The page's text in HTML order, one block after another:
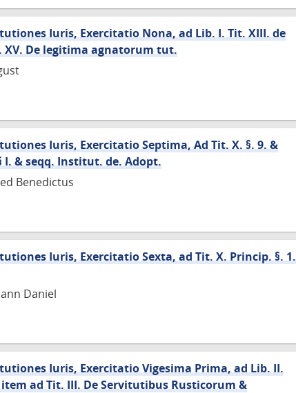
Iuris, Exercitatio Nona, ad Lib. I. Tit. XIII. de
XV. De legitima agnatorum tut.
Iuris, Exercitatio Septima, Ad Tit. X. §. 9. &
& seqq. Institut. de. Adopt.
Benedictus
Iuris, Exercitatio Sexta, ad Tit. X. Princip. §. 1.
Daniel
Iuris, Exercitatio Vigesima Prima, ad Lib. II.
ad Tit. III. De Servitutibus Rusticorum &